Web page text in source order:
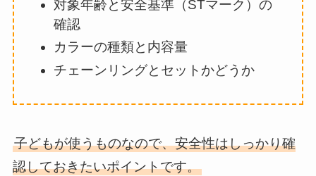
対象年齢と安全基準（STマーク）の
確認
カラーの種類と内容量
チェーンリングとセットかどうか
子どもが使うものなので、安全性はしっかり確
認しておきたいポイントです。